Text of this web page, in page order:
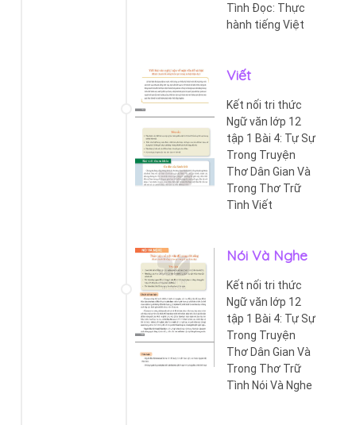
Tình Đọc: Thực
hành tiếng Việt
Viết
Kết nối tri thức
Ngữ văn lớp 12
tập 1 Bài 4: Tự Sự
Trong Truyện
Thơ Dân Gian Và
Trong Thơ Trữ
Tình Viết
Nói Và Nghe
Kết nối tri thức
Ngữ văn lớp 12
tập 1 Bài 4: Tự Sự
Trong Truyện
Thơ Dân Gian Và
Trong Thơ Trữ
Tình Nói Và Nghe